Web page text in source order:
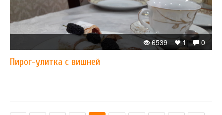
0
1
6539
Пирог-улитка с вишней